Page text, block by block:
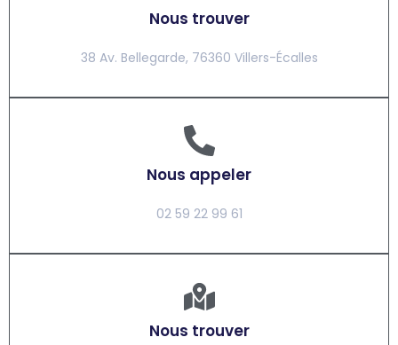
Nous trouver
38 Av. Bellegarde, 76360 Villers-Écalles
Nous appeler
02 59 22 99 61
Nous trouver